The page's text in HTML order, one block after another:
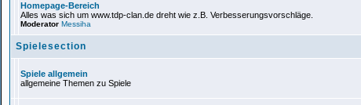
Homepage-Bereich
Alles was sich um www.tdp-clan.de dreht wie z.B. Verbesserungsvorschläge.
Moderator Messiha
Spielesection
Spiele allgemein
allgemeine Themen zu Spiele